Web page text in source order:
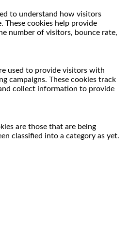
to understand how visitors
cookies help provide
number of visitors, bounce rate,
used to provide visitors with
campaigns. These cookies track
collect information to provide
are those that are being
classified into a category as yet.